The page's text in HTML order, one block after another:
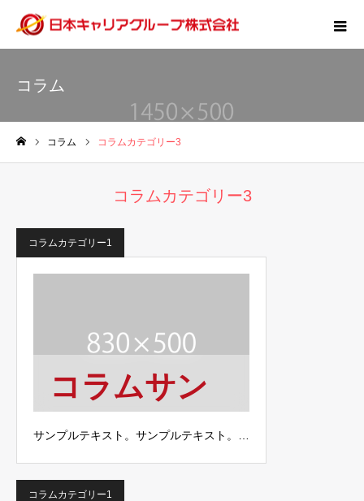
コラム
コラム コラムカテゴリー3
コラムカテゴリー3
コラムカテゴリー1
コラムサン
プル4
サンプルテキスト。サンプルテキスト。…
コラムカテゴリー1